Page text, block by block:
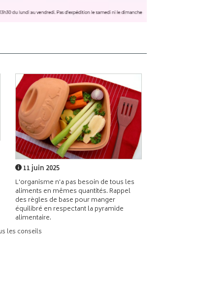
11 juin 2025
L'organisme n'a pas besoin de tous les
aliments en mêmes quantités. Rappel
des règles de base pour manger
équilibré en respectant la pyramide
alimentaire.
les conseils